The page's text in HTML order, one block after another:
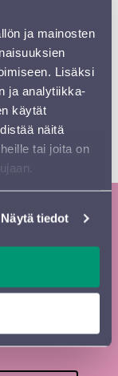
ja mainosten
Lisäksi
ja analytiikka-
käytät
näitä
tai joita on
Näytä tiedot
ja